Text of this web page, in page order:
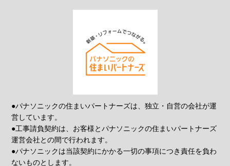
●パナソニックの住まいパートナーズは、独立・自営の会社が運
営しています。
●工事請負契約は、お客様とパナソニックの住まいパートナーズ
運営会社との間で行われます。
●パナソニックは当該契約にかかる一切の事項につき責任を負わ
ないものとします。